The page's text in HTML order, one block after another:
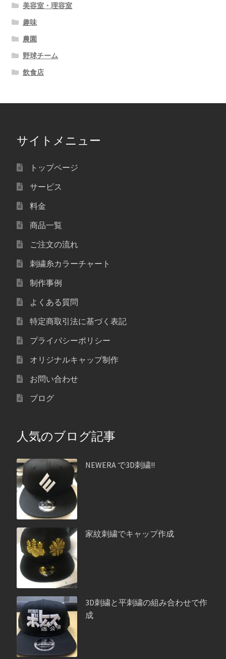
美容室・理容室
趣味
農園
野球チーム
飲食店
サイトメニュー
トップページ
サービス
料金
商品一覧
ご注文の流れ
刺繍糸カラーチャート
制作事例
よくある質問
特定商取引法に基づく表記
プライバシーポリシー
オリジナルキャップ制作
お問い合わせ
ブログ
人気のブログ記事
NEWERA で3D刺繍!!
家紋刺繍でキャップ作成
3D刺繍と平刺繍の組み合わせで作
成